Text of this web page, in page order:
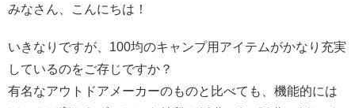
みなさん、こんにちは！
いきなりですが、100均のキャンプ用アイテムがかなり充実
しているのをご存じですか？
有名なアウトドアメーカーのものと比べても、機能的には